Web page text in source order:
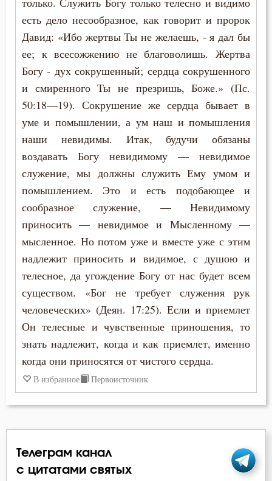
Господь
Грех
Деньги
Дети
Добродетель
Духовная жизнь
Душа
Естество
Жизнь
Жизнь вечная
Закон Божий
есть дело несообразное, как говорит и пророк
Давид: «Ибо жертвы Ты не желаешь, - я дал бы
ее; к всесожжению не благоволишь. Жертва
Богу - дух сокрушенный; сердца сокрушенного
и смиренного Ты не презришь, Боже.» (Пс.
50:18—19). Сокрушение же сердца бывает в
уме и помышлении, а ум наш и помышления
наши невидимы. Итак, будучи обязаны
воздавать Богу невидимому — невидимое
служение, мы должны служить Ему умом и
помышлением. Это и есть подобающее и
сообразное служение, — Невидимому
приносить — невидимое и Мысленному —
мысленное. Но потом уже и вместе уже с этим
надлежит приносить и видимое, с душою и
телесное, да угождение Богу от нас будет всем
существом. «Бог не требует служения рук
человеческих» (Деян. 17:25). Если и приемлет
Он телесные и чувственные приношения, то
знать надлежит, когда и как приемлет, именно
когда они приносятся от чистого сердца.
В избранное Первоисточник
Телеграм канал
с цитатами святых